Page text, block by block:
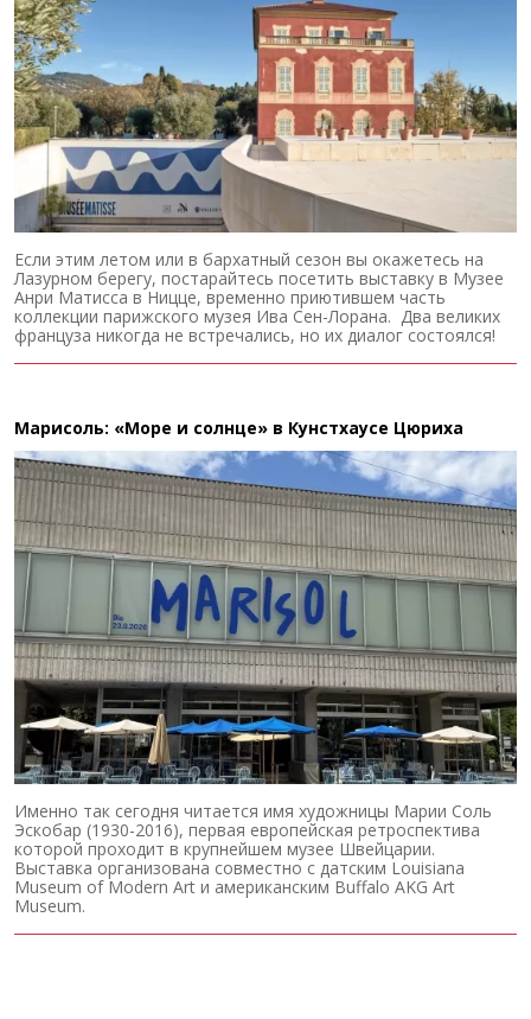
Если этим летом или в бархатный сезон вы окажетесь на
Лазурном берегу, постарайтесь посетить выставку в Музее
Анри Матисса в Ницце, временно приютившем часть
коллекции парижского музея Ива Сен-Лорана. Два великих
француза никогда не встречались, но их диалог состоялся!
Марисоль: «Море и солнце» в Кунстхаусе Цюриха
Именно так сегодня читается имя художницы Марии Соль
Эскобар (1930-2016), первая европейская ретроспектива
которой проходит в крупнейшем музее Швейцарии.
Выставка организована совместно с датским Louisiana
Museum of Modern Art и американским Buffalo AKG Art
Museum.